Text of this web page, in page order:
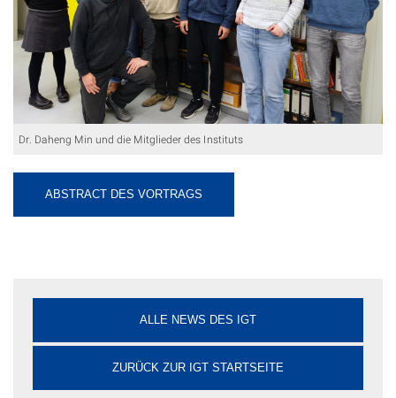
Dr. Daheng Min und die Mitglieder des Instituts
ABSTRACT DES VORTRAGS
ALLE NEWS DES IGT
ZURÜCK ZUR IGT STARTSEITE